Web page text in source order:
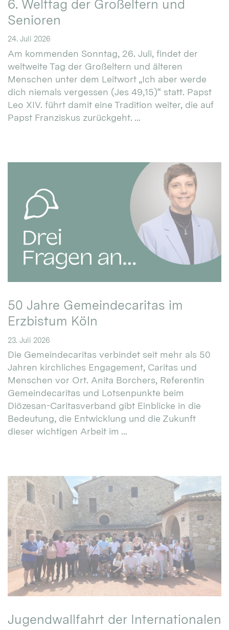
6. Welttag der Großeltern und
Senioren
24. Juli 2026
Am kommenden Sonntag, 26. Juli, findet der
weltweite Tag der Großeltern und älteren
Menschen unter dem Leitwort „Ich aber werde
dich niemals vergessen (Jes 49,15)“ statt. Papst
Leo XIV. führt damit eine Tradition weiter, die auf
Papst Franziskus zurückgeht. ...
50 Jahre Gemeindecaritas im
Erzbistum Köln
23. Juli 2026
Die Gemeindecaritas verbindet seit mehr als 50
Jahren kirchliches Engagement, Caritas und
Menschen vor Ort. Anita Borchers, Referentin
Gemeindecaritas und Lotsenpunkte beim
Diözesan-Caritasverband gibt Einblicke in die
Bedeutung, die Entwicklung und die Zukunft
dieser wichtigen Arbeit im ...
Jugendwallfahrt der Internationalen